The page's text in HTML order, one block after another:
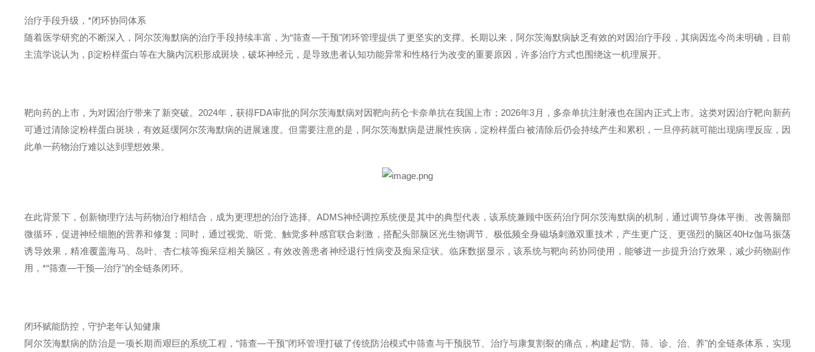
治疗手段升级，*闭环协同体系
随着医学研究的不断深入，阿尔茨海默病的治疗手段持续丰富，为“筛查—干预"闭环管理提供了更坚实的支撑。长期以来，阿尔茨海默病缺乏有效的对因治疗手段，其病因迄今尚未明确，目前
主流学说认为， β淀粉样蛋白等在大脑内沉积形成斑块，破坏神经元，是导致患者认知功能异常和性格行为改变的重要原因，许多治疗方式也围绕这一机理展开。
靶向药的上市，为对因治疗带来了新突破。 2024年，获得FDA审批的阿尔茨海默病对因靶向药仑卡奈单抗在我国上市； 2026年3 月，多奈单抗注射液也在国内正式上市。这类对因治疗靶向新药
可通过清除淀粉样蛋白斑块，有效延缓阿尔茨海默病的进展速度。但需要注意的是，阿尔茨海默病是进展性疾病，淀粉样蛋白被清除后仍会持续产生和累积，一旦停药就可能出现病理反应，因
此单一药物治疗难以达到理想效果。
在此背景下，创新物理疗法与药物治疗相结合，成为更理想的治疗选择。ADMS神经调控系统便是其中的典型代表，该系统兼顾中医药治疗阿尔茨海默病的机制，通过调节身体平衡、改善脑部
微循环，促进神经细胞的营养和修复；同时，通过视觉、听觉、触觉多种感官联合刺激，搭配头部脑区光生物调节、极低频全身磁场刺激双重技术，产生更广泛、更强烈的脑区40Hz伽马振荡
诱导效果，精准覆盖海马、岛叶、杏仁核等痴呆症相关脑区，有效改善患者神经退行性病变及痴呆症状。临床数据显示，该系统与靶向药协同使用，能够进一步提升治疗效果，减少药物副作
用，*“筛查—干预—治疗"的全链条闭环。
闭环赋能防控，守护老年认知健康
阿尔茨海默病的防治是一项长期而艰巨的系统工程， “筛查—干预"闭环管理打破了传统防治模式中筛查与干预脱节、治疗与康复割裂的痛点，构建起“防、筛、诊、治、养"的全链条体系，实现